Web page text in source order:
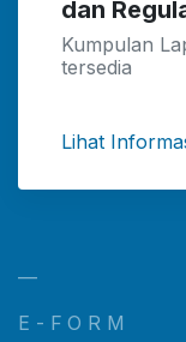
dan
Kumpulan
tersedia
Lihat
—
E-FORM